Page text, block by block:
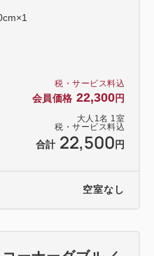
500台収容 1泊500円
0分
トルバスで約40分、山
バスで約70分／JR仙山
税・サービス料込
会員価格 22,300円
大人 1 名 1 室
税・サービス料込
合計 22,500 円
空室なし